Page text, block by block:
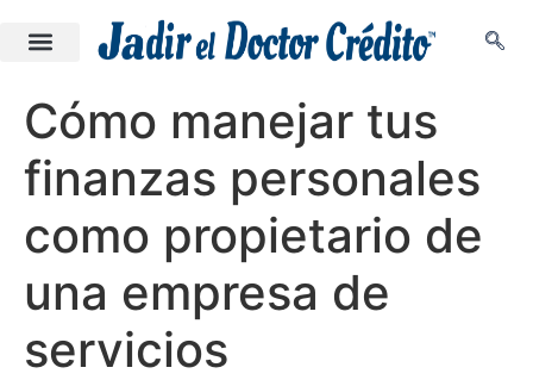
Cómo manejar tus
finanzas personales
como propietario de
una empresa de
servicios